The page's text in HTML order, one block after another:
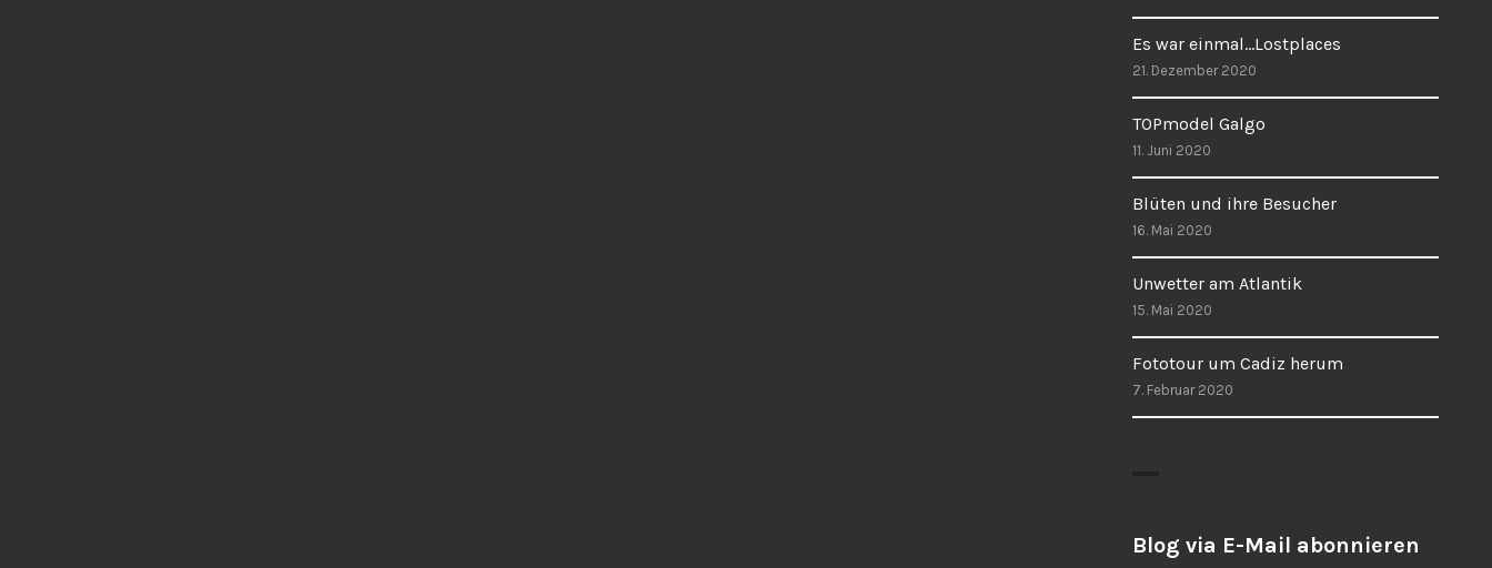
Es war einmal…Lostplaces
21. Dezember 2020
TOPmodel Galgo
11. Juni 2020
Blüten und ihre Besucher
16. Mai 2020
Unwetter am Atlantik
15. Mai 2020
Fototour um Cadiz herum
7. Februar 2020
Blog via E-Mail abonnieren